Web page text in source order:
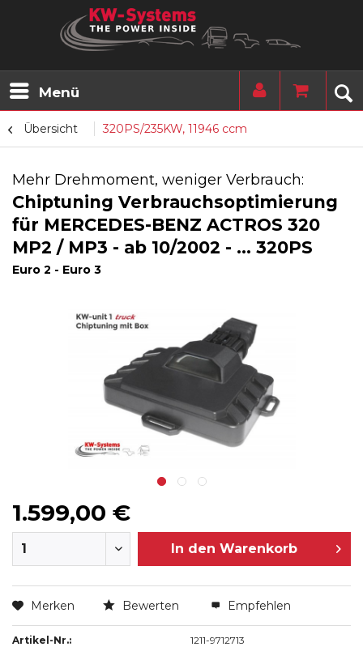
Menü
Übersicht 320PS/235KW, 11946 ccm
Mehr Drehmoment, weniger Verbrauch:
Chiptuning Verbrauchsoptimierung
für MERCEDES-BENZ ACTROS 320
MP2 / MP3 - ab 10/2002 - ... 320PS
Euro 2 - Euro 3
1.599,00 €
In den Warenkorb
Merken Bewerten Empfehlen
Artikel-Nr.: 1211-9712713